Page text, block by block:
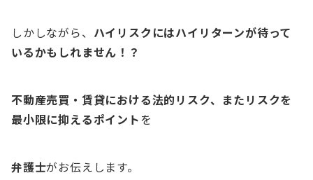
しかしながら、 ハイリスクにはハイリターンが待って
いるかもしれません！？
不動産売買・賃貸における法的リスク、またリスクを
最小限に抑えるポイントを
弁護士がお伝えします。